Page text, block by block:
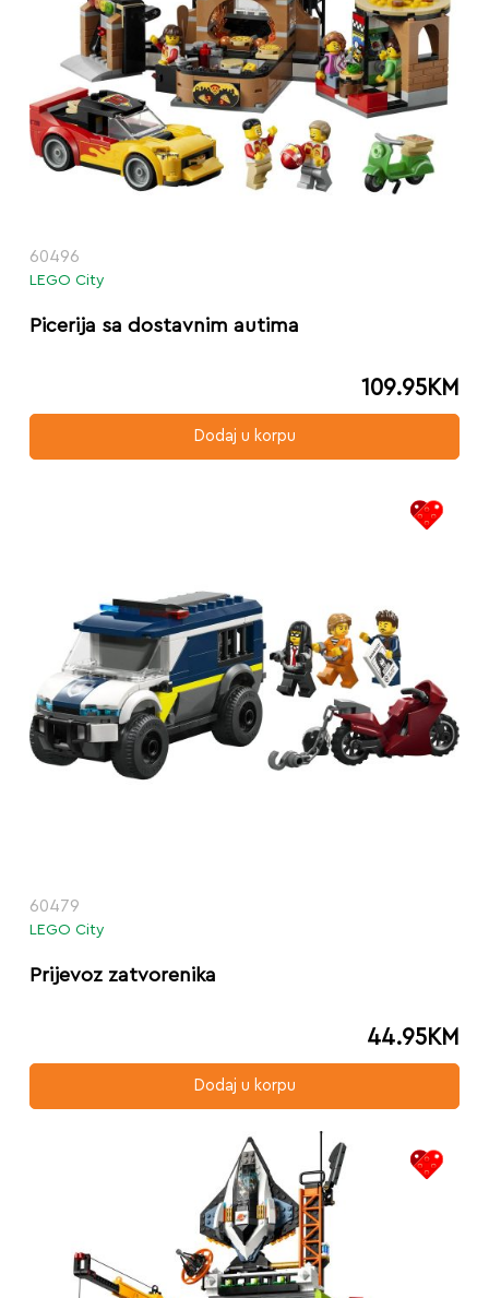
60496
LEGO City
Picerija sa dostavnim autima
109.95KM
Dodaj u korpu
60479
LEGO City
Prijevoz zatvorenika
44.95KM
Dodaj u korpu